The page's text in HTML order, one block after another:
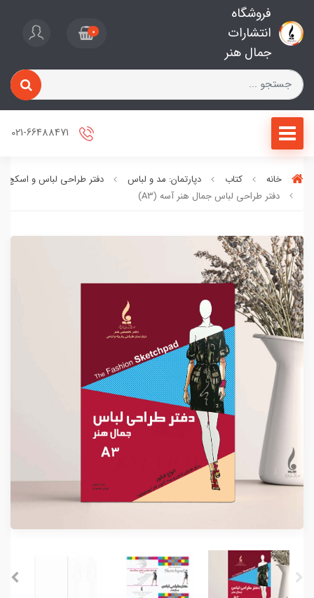
فروشگاه
انتشارات
جمال هنر
0
خانه کتاب دپارتمان: مد و لباس
دفتر طراحی لباس و اسکچ
دفتر طراحی لباس جمال هنر آسه (A3)